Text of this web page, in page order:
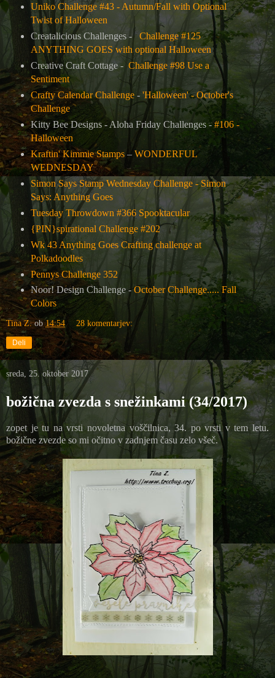
Uniko Challenge #43 - Autumn/Fall with Optional
Twist of Halloween
Creatalicious Challenges -Challenge #125
ANYTHING GOES with optional Halloween
Creative Craft Cottage - Challenge #98 Use a
Sentiment
Crafty Calendar Challenge- 'Halloween' - October's
Challenge
Kitty Bee Designs - Aloha Friday Challenges -#106 -
Halloween
Kraftin' Kimmie Stamps– WONDERFUL
WEDNESDAY
Simon Says Stamp Wednesday Challenge - Simon
Says: Anything Goes
Tuesday Throwdown #366 Spooktacular
{PIN}spirational Challenge #202
Wk 43 Anything Goes Crafting challenge at
Polkadoodles
Pennys Challenge 352
Noor! Design Challenge -October Challenge..... Fall
Colors
Tina Z. ob14:54 28 komentarjev:
Deli
sreda, 25. oktober 2017
božična zvezda s snežinkami (34/2017)
zopet je tu na vrsti novoletna voščilnica, 34. po vrsti v tem letu.
božične zvezde so mi očitno v zadnjem času zelo všeč.